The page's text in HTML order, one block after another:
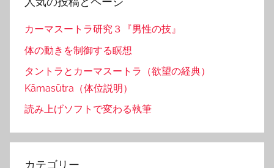
カーマスートラ研究３『男性の技』
体の動きを制御する瞑想
タントラとカーマスートラ（欲望の経典）
Kāmasūtra（体位説明）
読み上げソフトで変わる執筆
カテゴリー